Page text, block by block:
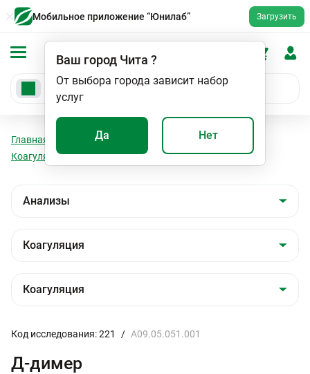
Мобильное приложение “Юнилаб” Загрузить
Ваш город Чита ?
От выбора города зависит набор
услуг
Да Нет
Главная Анализы
Коагуляция
Коагуляция
Д-димер
Код исследования: 221 / A09.05.051.001
Д-димер